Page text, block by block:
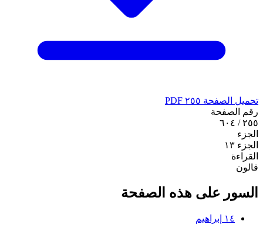
تحميل الصفحة ٢٥٥ PDF
رقم الصفحة
٢٥٥ / ٦٠٤
الجزء
الجزء ١٣
القراءة
قالون
السور على هذه الصفحة
١٤ إبراهيم